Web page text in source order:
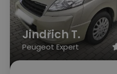
Jindřich T.
Peugeot Expert